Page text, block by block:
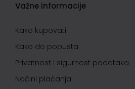
Važne informacije
Kako kupovati
Kako do popusta
Privatnost i sigurnost podataka
Načini plaćanja